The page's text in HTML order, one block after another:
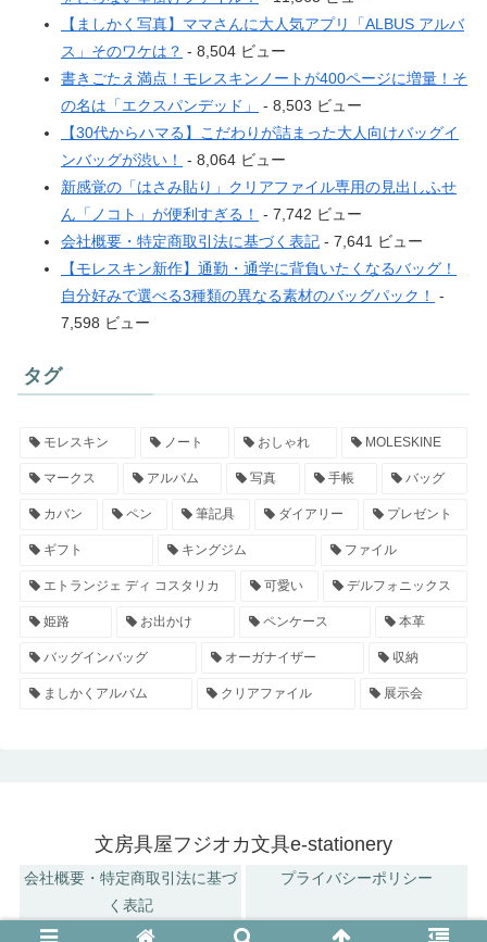
【ましかく写真】ママさんに大人気アプリ「ALBUS アルバ
ス」そのワケは？ - 8,504 ビュー
書きごたえ満点！モレスキンノートが400ページに増量！そ
の名は「エクスパンデッド」
- 8,503 ビュー
【30代からハマる】こだわりが詰まった大人向けバッグイ
ンバッグが渋い！
- 8,064 ビュー
新感覚の「はさみ貼り」クリアファイル専用の見出しふせ
ん「ノコト」が便利すぎる！
- 7,742 ビュー
会社概要・特定商取引法に基づく表記 - 7,641 ビュー
【モレスキン新作】通勤・通学に背負いたくなるバッグ！
自分好みで選べる3種類の異なる素材のバッグパック！
-
7,598 ビュー
タグ
モレスキン ノート おしゃれ MOLESKINE
マークス アルバム 写真 手帳 バッグ
カバン ペン 筆記具 ダイアリー プレゼント
ギフト キングジム ファイル
エトランジェ ディ コスタリカ 可愛い デルフォニックス
姫路 お出かけ ペンケース 本革
バッグインバッグ オーガナイザー 収納
ましかくアルバム クリアファイル 展示会
文房具屋フジオカ文具e-stationery
会社概要・特定商取引法に基づ
く表記
プライバシーポリシー